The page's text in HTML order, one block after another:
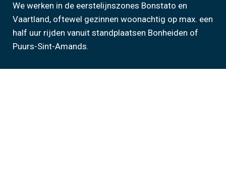
We werken in de eerstelijnszones Bonstato en
Vaartland, oftewel gezinnen woonachtig op max. een
half uur rijden vanuit standplaatsen Bonheiden of
Puurs-Sint-Amands.